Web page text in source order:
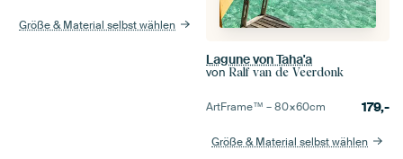
Größe & Material selbst wählen
Lagune von Taha'a
von Ralf van de Veerdonk
ArtFrame™ –80×60cm 179,-
Größe & Material selbst wählen